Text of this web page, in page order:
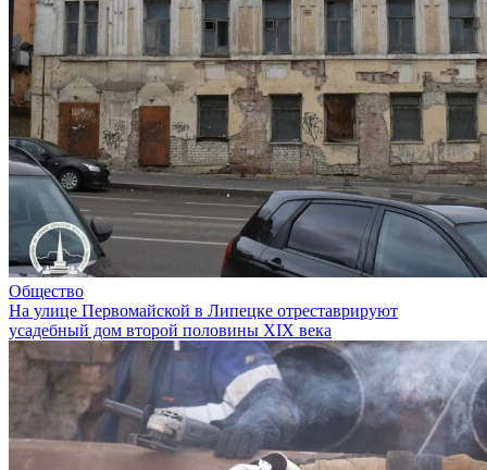
Общество
На улице Первомайской в Липецке отреставрируют
усадебный дом второй половины XIX века